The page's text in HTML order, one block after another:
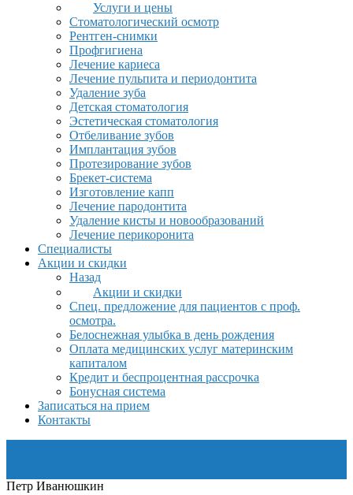
Услуги и цены
Стоматологический осмотр
Рентген-снимки
Профгигиена
Лечение кариеса
Лечение пульпита и периодонтита
Удаление зуба
Детская стоматология
Эстетическая стоматология
Отбеливание зубов
Имплантация зубов
Протезирование зубов
Брекет-система
Изготовление капп
Лечение пародонтита
Удаление кисты и новообразований
Лечение перикоронита
Специалисты
Акции и скидки
Назад
Акции и скидки
Спец. предложение для пациентов с проф.
осмотра.
Белоснежная улыбка в день рождения
Оплата медицинских услуг материнским
капиталом
Кредит и беспроцентная рассрочка
Бонусная система
Записаться на прием
Контакты
Петр Иванюшкин